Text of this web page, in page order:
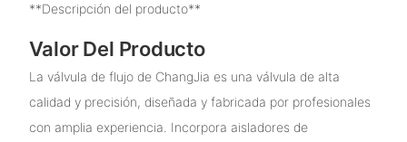
**Descripción del producto**
Valor Del Producto
La válvula de flujo de ChangJia es una válvula de alta
calidad y precisión, diseñada y fabricada por profesionales
con amplia experiencia. Incorpora aisladores de